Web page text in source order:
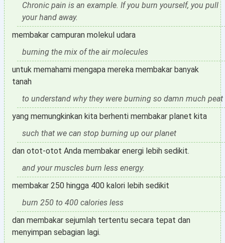
Chronic pain is an example. If you burn yourself, you pull
your hand away.
membakar campuran molekul udara
burning the mix of the air molecules
untuk memahami mengapa mereka membakar banyak
tanah
to understand why they were burning so damn much peat
yang memungkinkan kita berhenti membakar planet kita
such that we can stop burning up our planet
dan otot-otot Anda membakar energi lebih sedikit.
and your muscles burn less energy.
membakar 250 hingga 400 kalori lebih sedikit
burn 250 to 400 calories less
dan membakar sejumlah tertentu secara tepat dan
menyimpan sebagian lagi.